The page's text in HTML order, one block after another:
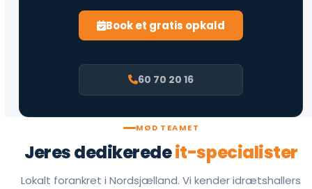
Book et gratis opkald
60 70 20 16
MØD TEAMET
Jeres dedikeredeit-specialister
Lokalt forankret i Nordsjælland. Vi kender idrætshallers